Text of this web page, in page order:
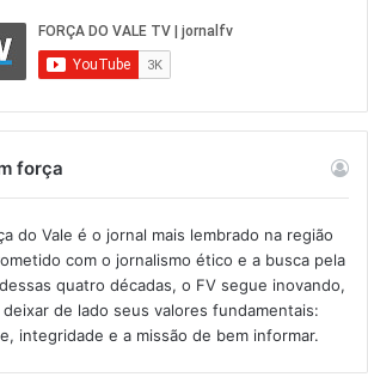
força
do Vale é o jornal mais lembrado na região
com o jornalismo ético e a busca pela
quatro décadas, o FV segue inovando,
deixar de lado seus valores fundamentais:
integridade e a missão de bem informar.​